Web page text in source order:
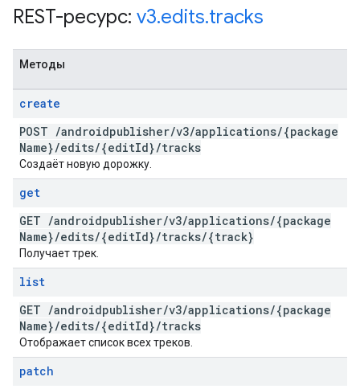
REST-ресурс: v3.edits.tracks
Методы
create
POST /androidpublisher/v3/applications/{package
Name}/edits/{editId}/tracks
Создаёт новую дорожку.
get
GET /androidpublisher/v3/applications/{package
Name}/edits/{editId}/tracks/{track}
Получает трек.
list
GET /androidpublisher/v3/applications/{package
Name}/edits/{editId}/tracks
Отображает список всех треков.
patch